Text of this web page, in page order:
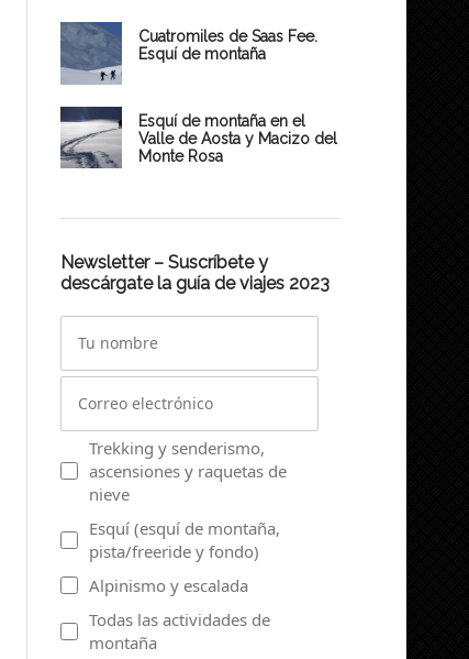
Cuatromiles de Saas Fee.
Esquí de montaña
Esquí de montaña en el
Valle de Aosta y Macizo del
Monte Rosa
Newsletter – Suscríbete y
descárgate la guía de viajes 2023
Trekking y senderismo,
ascensiones y raquetas de
nieve
Esquí (esquí de montaña,
pista/freeride y fondo)
Alpinismo y escalada
Todas las actividades de
montaña